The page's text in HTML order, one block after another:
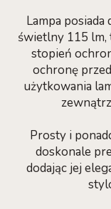
Lampa
świetlny 115 lm,
stopień
ochronę
użytkowania
Prosty i
doskonale
dodając jej